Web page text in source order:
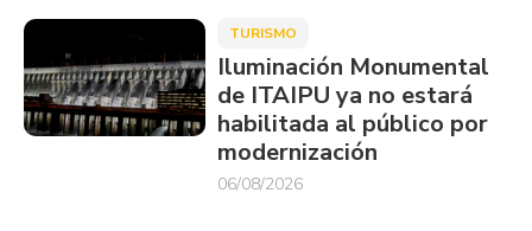
TURISMO
Iluminación Monumental
de ITAIPU ya no estará
habilitada al público por
modernización
06/08/2026